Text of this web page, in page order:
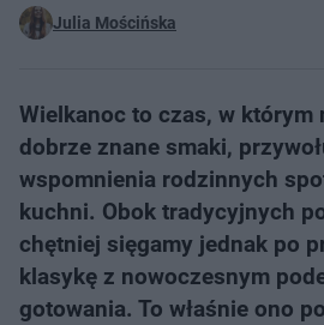
Julia Mościńska
Wielkanoc to czas, w którym
dobrze znane smaki,
wspomnienia rodzinnych
kuchni. Obok tradycyjnych
chętniej sięgamy jednak po
klasykę z nowoczesnym
gotowania. To właśnie ono